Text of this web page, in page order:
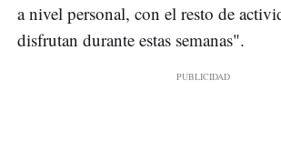
a nivel personal, con el resto de
disfrutan durante estas semanas".